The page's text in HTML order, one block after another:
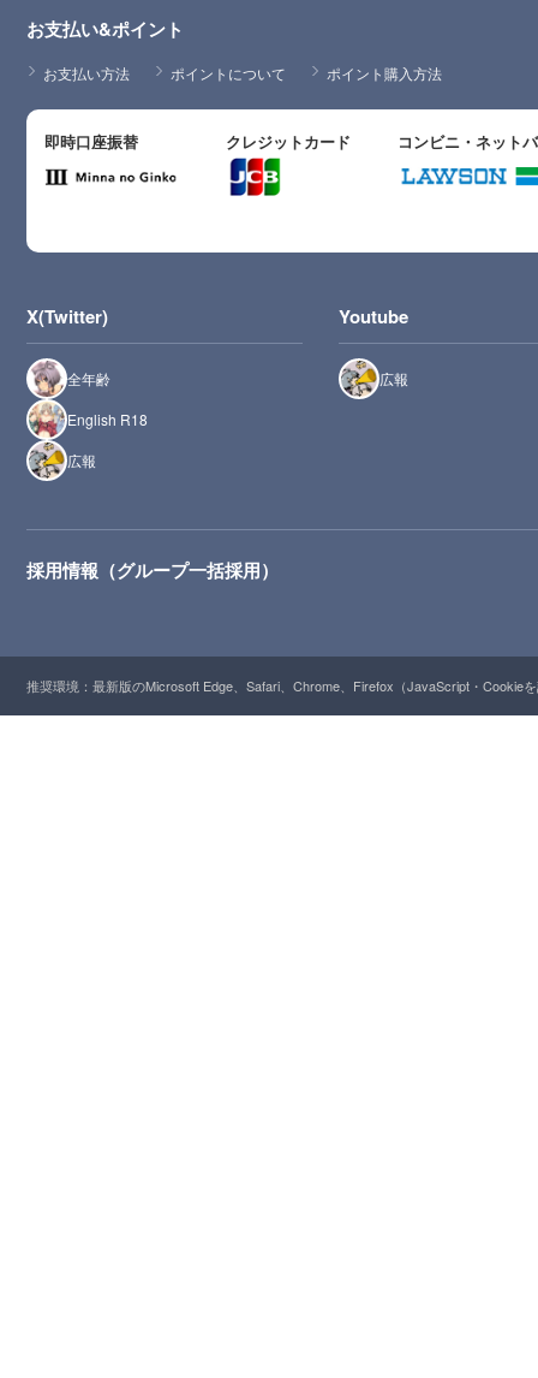
お支払い&ポイント
お支払い方法 ポイントについて ポイント購入方法
即時口座振替 クレジットカード コンビニ・ネット
X(Twitter)
全年齢
English R18
広報
Youtube
広報
採用情報（グループ一括採用）
推奨環境：最新版のMicrosoft Edge、Safari、Chrome、Firefox（JavaScript・Cookie